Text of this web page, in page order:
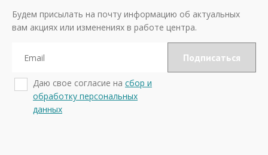
Будем присылать на почту информацию об актуальных
вам акциях или изменениях в работе центра.
Даю свое согласие на сбор и
обработку персональных
данных